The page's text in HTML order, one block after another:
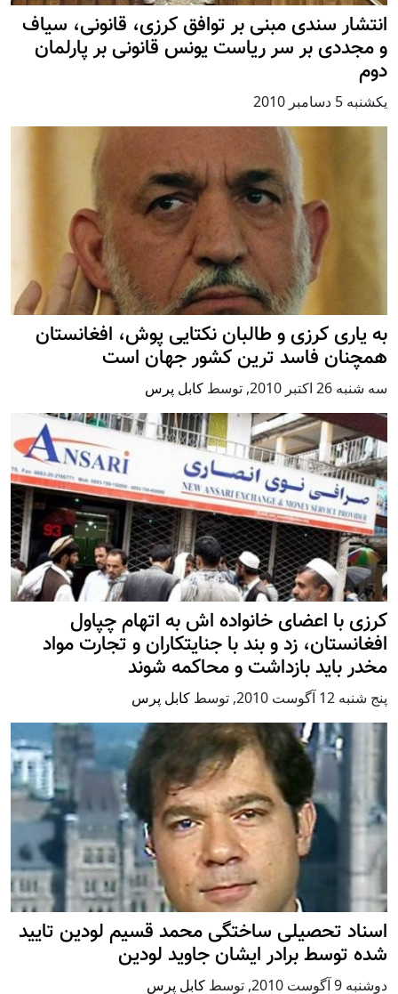
انتشار سندی مبنی بر توافق کرزی، قانونی، سیاف
و مجددی بر سر ریاست یونس قانونی بر پارلمان
دوم
يكشنبه 5 دسامبر 2010
به یاری کرزی و طالبان نکتایی پوش، افغانستان
همچنان فاسد ترین کشور جهان است
سه شنبه 26 اكتبر 2010 , توسط کابل پرس
کرزی با اعضای خانواده اش به اتهام چپاول
افغانستان، زد و بند با جنایتکاران و تجارت مواد
مخدر باید بازداشت و محاکمه شوند
پنج شنبه 12 آگوست 2010 , توسط کابل پرس
اسناد تحصیلی ساختگی محمد قسیم لودین تایید
شده توسط برادر ایشان جاوید لودین
دوشنبه 9 آگوست 2010 , توسط کابل پرس